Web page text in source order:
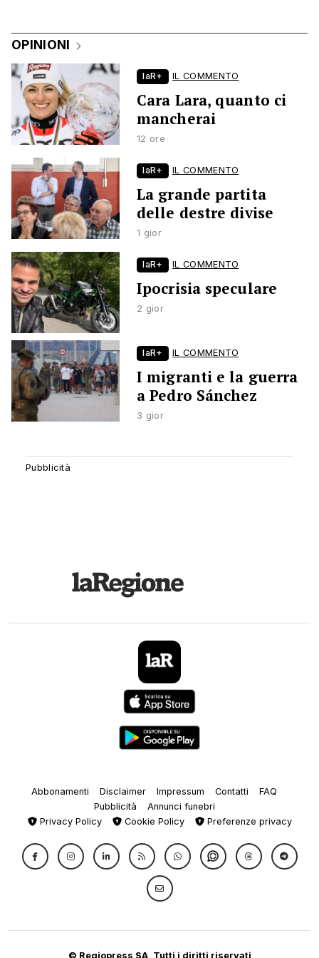
OPINIONI
laR+ IL COMMENTO
Cara Lara, quanto ci
mancherai
12 ore
laR+ IL COMMENTO
La grande partita
delle destre divise
1 gior
laR+ IL COMMENTO
Ipocrisia speculare
2 gior
laR+ IL COMMENTO
I migranti e la guerra
a Pedro Sánchez
3 gior
Abbonamenti Disclaimer Impressum Contatti
FAQ
Pubblicità
Annunci funebri
Privacy Policy
Cookie Policy Preferenze privacy
© Regiopress SA, Tutti i diritti riservati